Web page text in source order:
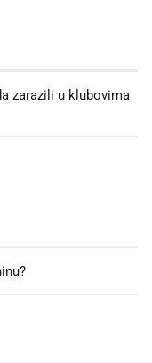
zarazili u klubovima